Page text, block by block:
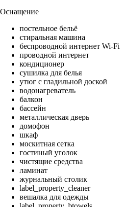
Оснащение
постельное бельё
стиральная машина
беспроводной интернет Wi-Fi
проводной интернет
кондиционер
сушилка для белья
утюг с гладильной доской
водонагреватель
балкон
бассейн
металлическая дверь
домофон
шкаф
москитная сетка
гостиный уголок
чистящие средства
ламинат
журнальный столик
label_property_cleaner
вешалка для одежды